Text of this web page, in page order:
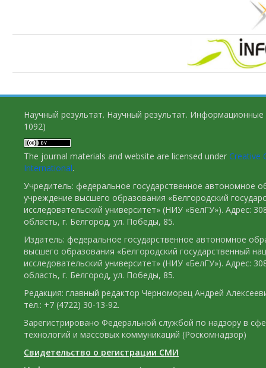
Научный результат. Научный результат. Информационные
1092)
The journal materials and website are licensed under Creative
International.
Учредитель: федеральное государственное автономное
учреждение высшего образования «Белгородский
исследовательский университет» (НИУ «БелГУ»). Адрес:
область, г. Белгород, ул. Победы, 85.
Издатель: федеральное государственное автономное
высшего образования «Белгородский государственный
исследовательский университет» (НИУ «БелГУ»). Адрес:
область, г. Белгород, ул. Победы, 85.
Редакция: главный редактор Черноморец Андрей
тел.: +7 (4722) 30-13-92.
Зарегистрировано Федеральной службой по надзору в
технологий и массовых коммуникаций (Роскомнадзор)
Свидетельство о регистрации СМИ